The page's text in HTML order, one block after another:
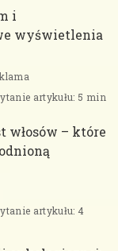
i
wyświetlenia
artykułu: 5 min
włosów – które
artykułu: 4